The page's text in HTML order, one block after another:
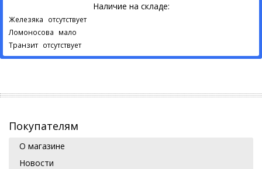
Наличие на складе:
Железяка отсутствует
Ломоносова мало
Транзит отсутствует
Покупателям
О магазине
Новости